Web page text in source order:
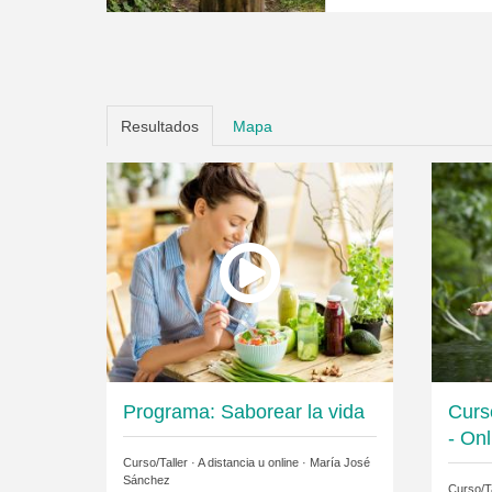
Resultados Mapa
Programa: Saborear la vida
Curso/Taller · A distancia u online · María José
Sánchez
-
Curso/